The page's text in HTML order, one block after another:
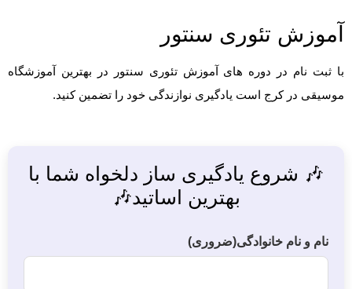
آموزش تئوری سنتور
با ثبت نام در دوره های آموزش تئوری سنتور در بهترین آموزشگاه
موسیقی در کرج است یادگیری نوازندگی خود را تضمین کنید.
🎶 شروع یادگیری ساز دلخواه شما با
بهترین اساتید🎶
نام و نام خانوادگی(ضروری)